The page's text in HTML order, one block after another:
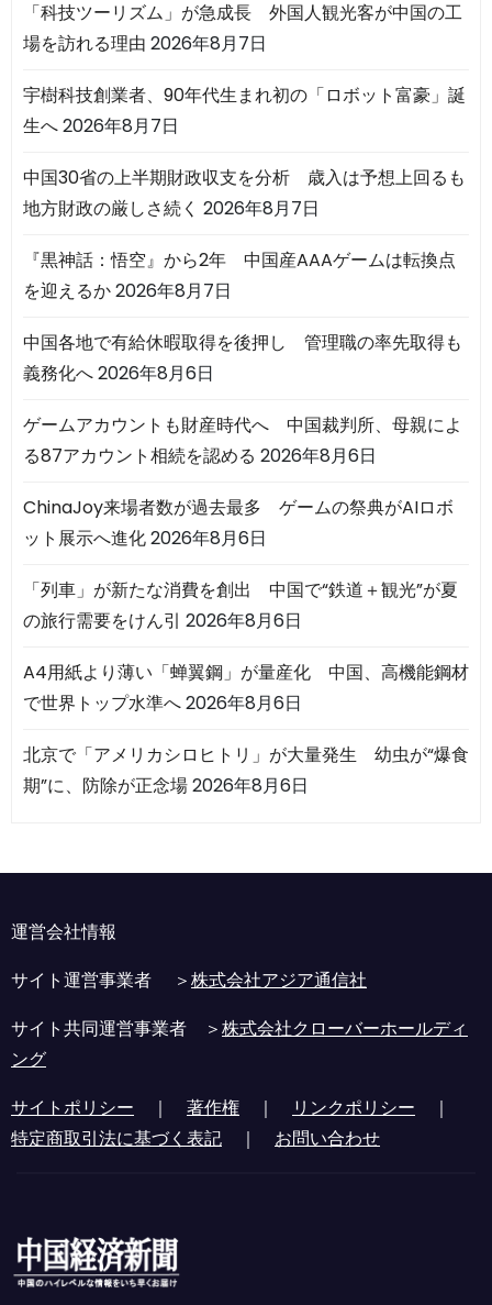
「科技ツーリズム」が急成長 外国人観光客が中国の工
場を訪れる理由 2026年8月7日
宇樹科技創業者、90年代生まれ初の「ロボット富豪」誕
生へ2026年8月7日
中国30省の上半期財政収支を分析 歳入は予想上回るも
地方財政の厳しさ続く 2026年8月7日
『黒神話：悟空』から2年 中国産AAAゲームは転換点
を迎えるか2026年8月7日
中国各地で有給休暇取得を後押し 管理職の率先取得も
義務化へ2026年8月6日
ゲームアカウントも財産時代へ 中国裁判所、母親によ
る87アカウント相続を認める 2026年8月6日
ChinaJoy来場者数が過去最多 ゲームの祭典がAIロボ
ット展示へ進化2026年8月6日
「列車」が新たな消費を創出 中国で“鉄道＋観光”が夏
の旅行需要をけん引 2026年8月6日
A4用紙より薄い「蝉翼鋼」が量産化 中国、高機能鋼材
で世界トップ水準へ2026年8月6日
北京で「アメリカシロヒトリ」が大量発生 幼虫が“爆食
期”に、防除が正念場2026年8月6日
運営会社情報
サイト運営事業者 ＞株式会社アジア通信社
サイト共同運営事業者 ＞株式会社クローバーホールディ
ング
サイトポリシー ｜ 著作権 ｜ リンクポリシー ｜
特定商取引法に基づく表記 ｜ お問い合わせ